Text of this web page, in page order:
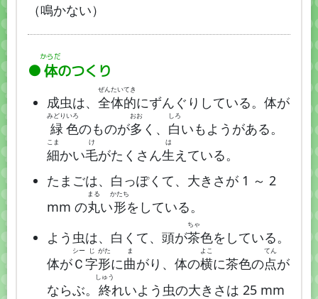
（鳴かない）
体
からだ
のつくり
成虫は、 全
ぜん
体
たい
的
てき
にずんぐりしている。体が
緑
みどり
色
いろ
のものが多
おお
く、 白
しろ
いもようがある。
細
こま
かい毛
け
がたくさん生
は
えている。
たまごは、白っぽくて、大きさが 1 ～ 2
mm の丸
まる
い形
かたち
をしている。
よう虫は、白くて、頭が茶
ちゃ
色をしている。
体がＣ
シー
字
じ
形
がた
に曲
ま
がり、体の横
よこ
に茶色の点
てん
が
ならぶ。 終
しゅう
れいよう虫の大きさは 25 mm